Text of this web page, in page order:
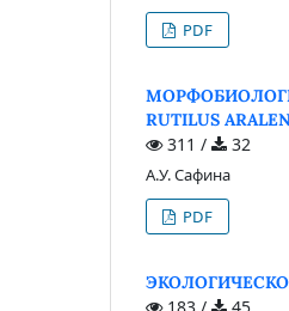
PDF
RUTILUS
311 / 32
А.У. Сафина
PDF
183 / 45